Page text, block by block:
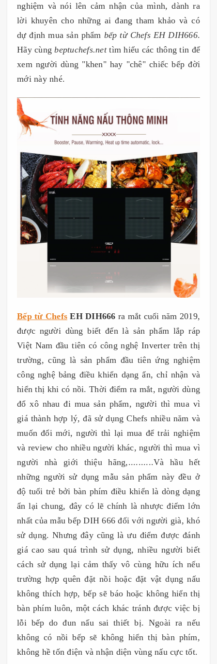
nghiệm và nói lên cảm nhận của mình, dành ra
lời khuyên cho những ai đang tham khảo và có
dự định mua sản phẩm bếp từ Chefs EH DIH666.
Hãy cùngbeptuchefs.nettìm hiểu các thông tin để
xem người dùng "khen" hay "chê" chiếc bếp đời
mới này nhé.
Bếp từ Chefs EH DIH666 ra mắt cuối năm 2019,
được người dùng biết đến là sản phẩm lắp ráp
Việt Nam đầu tiên có công nghệ Inverter trên thị
trường, cũng là sản phẩm đầu tiên ứng nghiệm
công nghệ bảng điều khiển dạng ẩn, chỉ nhận và
hiển thị khi có nồi. Thời điểm ra mắt, người dùng
đổ xô nhau đi mua sản phẩm, người thì mua vì
giá thành hợp lý, đã sử dụng Chefs nhiều năm và
muốn đổi mới, người thì lại mua để trải nghiệm
và review cho nhiều người khác, người thì mua vì
người nhà giới thiệu hãng,..........Và hầu hết
những người sử dụng mẫu sản phẩm này đều ở
độ tuổi trẻ bởi bàn phím điều khiển là dòng dạng
ẩn lại chung, đây có lẽ chính là nhược điểm lớn
nhất của mẫu bếp DIH 666 đối với người già, khó
sử dụng. Nhưng đây cũng là ưu điểm được đánh
giá cao sau quá trình sử dụng, nhiều người biết
cách sử dụng lại cảm thấy vô cùng hữu ích nếu
trường hợp quên đặt nồi hoặc đặt vật dụng nấu
không thích hợp, bếp sẽ báo hoặc không hiển thị
bàn phím luôn, một cách khác tránh được việc bị
lỗi bếp do đun nấu sai thiết bị. Ngoài ra nếu
không có nồi bếp sẽ không hiển thị bàn phím,
không hề tốn điện và nhận diện vùng nấu cực tốt.